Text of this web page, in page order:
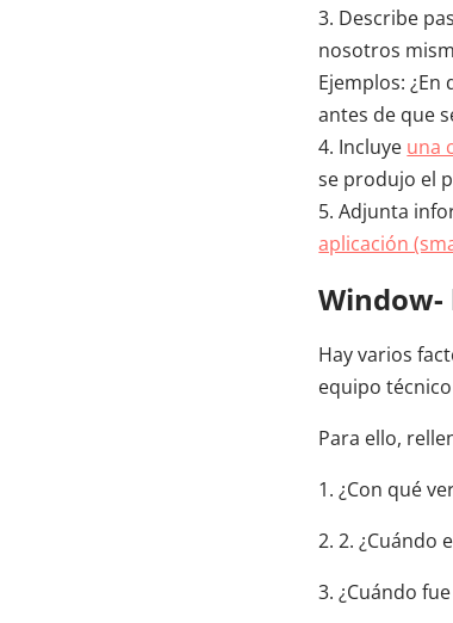
3. Describe
nosotros
Ejemplos:
antes de que
4. Incluye una
se produjo el
5. Adjunta
aplicación
Hay varios
equipo
Para ello,
1. ¿Con qué
2. 2. ¿Cuándo
3. ¿Cuándo